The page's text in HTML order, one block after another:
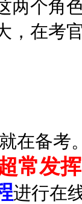
个角
，在考
在备考
常发
进行在